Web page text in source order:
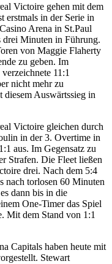
Victoire gehen mit dem
erstmals in der Serie in
Arena in St.Paul
drei Minuten in Führung.
von Maggie Flaherty
zu geben. Im
11:1
nicht mehr zu
Auswärtssieg in
Victoire gleichen durch
in der 3. Overtime in
aus. Im Gegensatz zu
Strafen. Die Fleet ließen
drei. Nach dem 5:4
nach torlosen 60 Minuten
dann bis in die
One-Timer das Spiel
Mit dem Stand von 1:1
Capitals haben heute mit
Stewart